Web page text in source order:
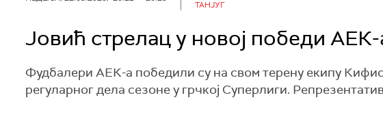
ТАНЈУГ
Јовић стрелац у новој победи
Фудбалери АЕК-а победили су на свом терену екипу
регуларног дела сезоне у грчкој Суперлиги.